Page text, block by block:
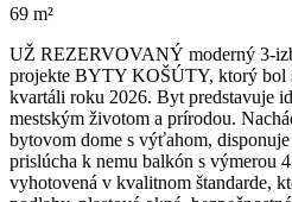
69 m²
UŽ REZERVOVANÝ moderný 3-
projekte BYTY KOŠÚTY, ktorý bol
kvartáli roku 2026. Byt predstavuje
mestským životom a prírodou.
bytovom dome s výťahom,
prislúcha k nemu balkón s výmerou
vyhotovená v kvalitnom štandarde,